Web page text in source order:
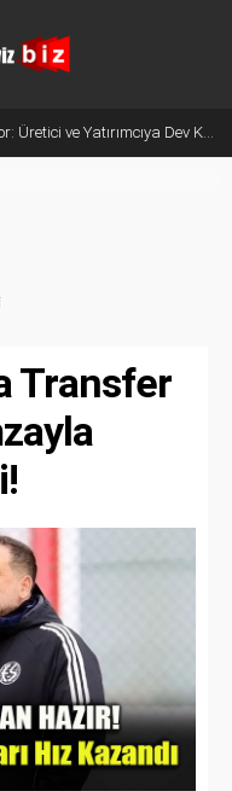
Anadolu Sağlık Bilimleri Fakültesi Geleceğin Uzmanlarını Hazırlıyor
Transfer